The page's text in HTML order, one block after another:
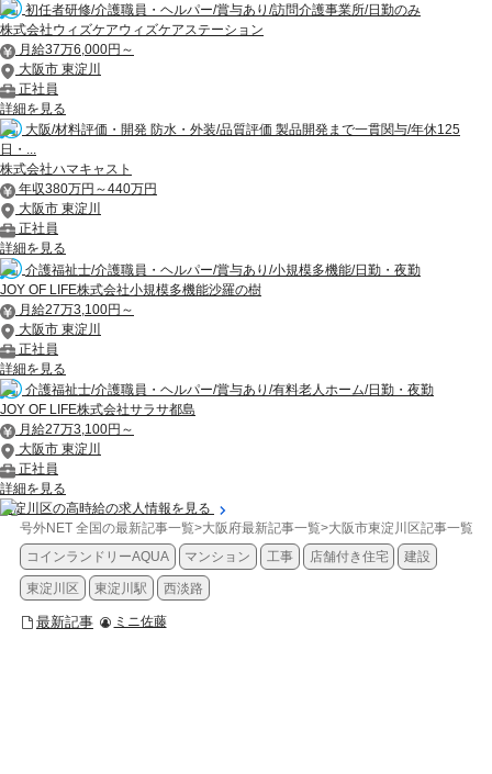
初任者研修/介護職員・ヘルパー/賞与あり/訪問介護事業所/日勤のみ
株式会社ウィズケアウィズケアステーション
月給37万6,000円～
大阪市 東淀川
正社員
詳細を見る
大阪/材料評価・開発 防水・外装/品質評価 製品開発まで一貫関与/年休125
日・...
株式会社ハマキャスト
年収380万円～440万円
大阪市 東淀川
正社員
詳細を見る
介護福祉士/介護職員・ヘルパー/賞与あり/小規模多機能/日勤・夜勤
JOY OF LIFE株式会社小規模多機能沙羅の樹
月給27万3,100円～
大阪市 東淀川
正社員
詳細を見る
介護福祉士/介護職員・ヘルパー/賞与あり/有料老人ホーム/日勤・夜勤
JOY OF LIFE株式会社サラサ都島
月給27万3,100円～
大阪市 東淀川
正社員
詳細を見る
東淀川区の高時給の求人情報を見る
号外NET 全国の最新記事一覧>大阪府最新記事一覧>大阪市東淀川区記事一覧
コインランドリーAQUA
マンション 工事 店舗付き住宅 建設
東淀川区 東淀川駅 西淡路
最新記事 ミニ佐藤